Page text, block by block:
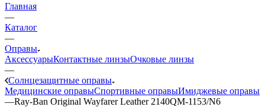
Главная
—
Каталог
—
Оправы
АксессуарыКонтактные линзыОчковые линзы
—
Солнцезащитные оправы
Медицинские оправыСпортивные оправыИмиджевые оправы
—Ray-Ban Original Wayfarer Leather 2140QM-1153/N6